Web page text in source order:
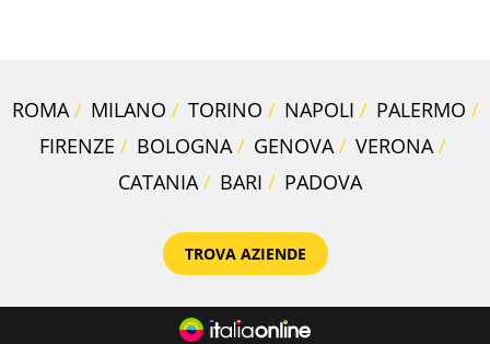
ROMA MILANO TORINO NAPOLI
PALERMO
FIRENZE
BOLOGNA GENOVA
VERONA
CATANIA
BARI PADOVA
TROVA AZIENDE